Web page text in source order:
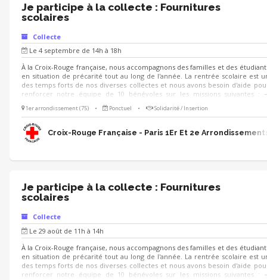
Je participe à la collecte : Fournitures
scolaires
Collecte
Le 4 septembre de 14h à 18h
À la Croix-Rouge française, nous accompagnons des familles et des
en situation de précarité tout au long de l'année. La rentrée scolaire est
des temps forts de nos diverses collectes et nous avons besoin d'aide
renforcer notre équipe de 10 bénévoles sur les missions suivantes :
Participer à la collecte de produits scolaires ➔ Communiquer auprès
clients sur l'utilisation des dons ➔ Soutenir l’organisation de l’évènement
travailler en équipe ? Rejoins-nous ! 😀
1er arrondissement (75) • Ponctuel • Solidarité / Insertion
Croix-Rouge Française - Paris 1Er Et 2e
Je participe à la collecte : Fournitures
scolaires
Collecte
Le 29 août de 11h à 14h
À la Croix-Rouge française, nous accompagnons des familles et des
en situation de précarité tout au long de l'année. La rentrée scolaire est
des temps forts de nos diverses collectes et nous avons besoin d'aide
renforcer notre équipe de 10 bénévoles sur les missions suivantes :